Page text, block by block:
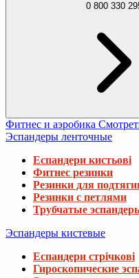
0 800 330
Фитнес и аэробика
Эспандеры ленточные
Еспандери кистьові
Фитнес резинки
Резинки для
Резинки с петлями
Трубчатые
Эспандеры кистевые
Еспандери стрічкові
Гироскопические